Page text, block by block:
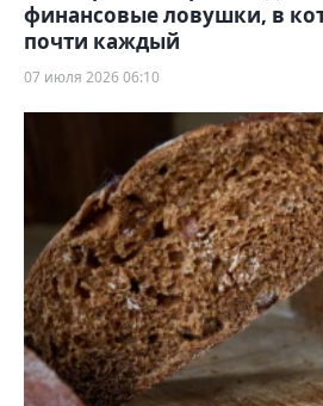
финансовые ловушки, в
почти каждый
07 июля 2026 06:10